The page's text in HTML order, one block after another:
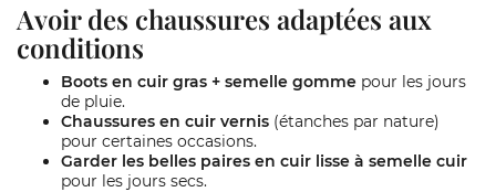
Avoir des chaussures adaptées aux
conditions
Boots en cuir gras + semelle gomme pour les jours
de pluie.
Chaussures en cuir vernis (étanches par nature)
pour certaines occasions.
Garder les belles paires en cuir lisse à semelle cuir
pour les jours secs.